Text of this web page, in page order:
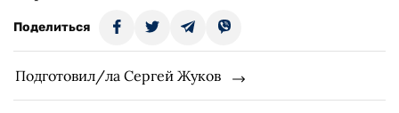
Поделиться
Подготовил/ла Сергей Жуков